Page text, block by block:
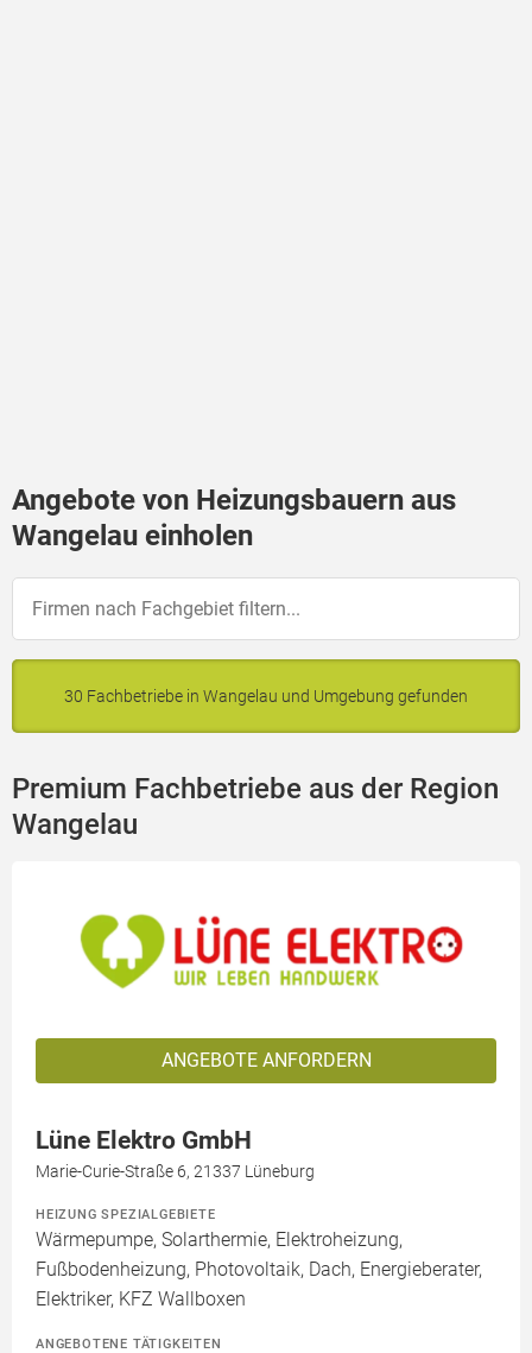
Angebote von Heizungsbauern aus
Wangelau einholen
30 Fachbetriebe in Wangelau und Umgebung gefunden
Premium Fachbetriebe aus der Region
Wangelau
ANGEBOTE ANFORDERN
Lüne Elektro GmbH
Marie-Curie-Straße 6, 21337 Lüneburg
HEIZUNG SPEZIALGEBIETE
Wärmepumpe, Solarthermie, Elektroheizung,
Fußbodenheizung, Photovoltaik, Dach, Energieberater,
Elektriker, KFZ Wallboxen
ANGEBOTENE TÄTIGKEITEN